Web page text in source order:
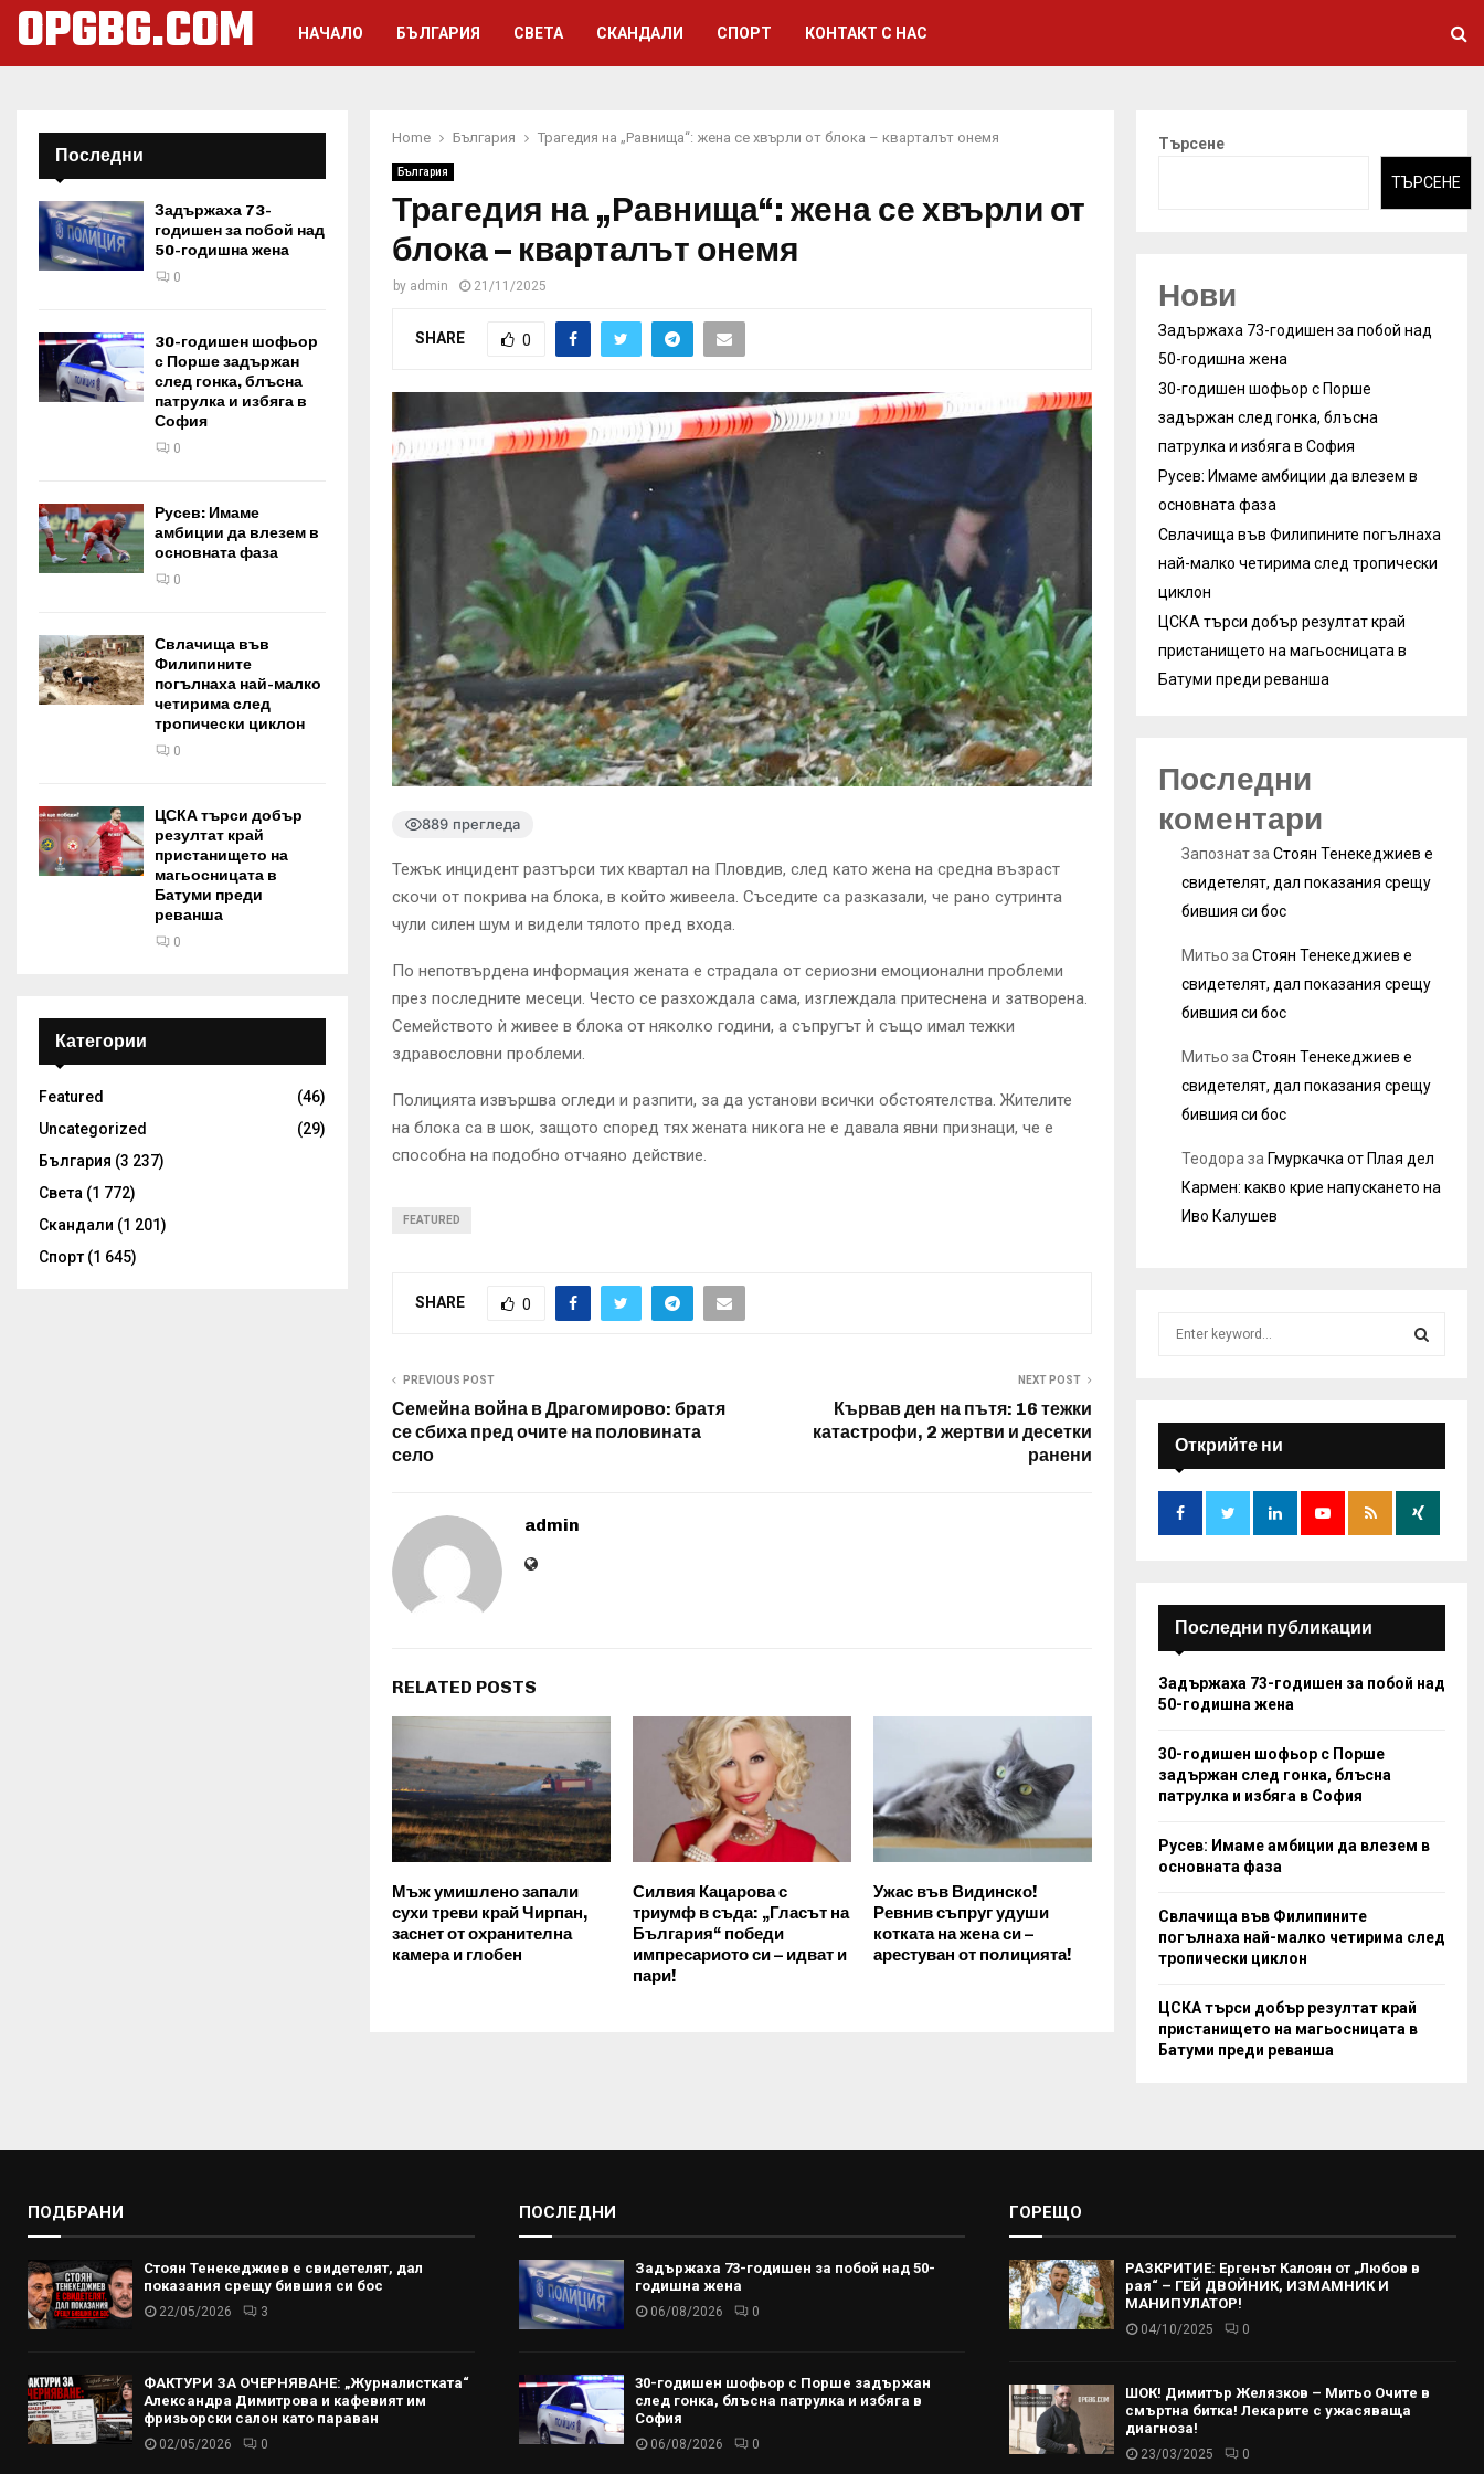
OPGBG.COM НАЧАЛО БЪЛГАРИЯ СВЕТА СКАНДАЛИ СПОРТ КОНТАКТ С НАС
Home България Трагедия на „Равнища“: жена се хвърли от блока – кварталът онемя
България
Трагедия на „Равнища“: жена се хвърли от
блока – кварталът онемя
by admin 21/11/2025
SHARE 0
889 прегледа
Тежък инцидент разтърси тих квартал на Пловдив, след като жена на средна възраст
скочи от покрива на блока, в който живеела. Съседите са разказали, че рано сутринта
чули силен шум и видели тялото пред входа.
По непотвърдена информация жената е страдала от сериозни емоционални проблеми
през последните месеци. Често се разхождала сама, изглеждала притеснена и затворена.
Семейството ѝ живее в блока от няколко години, а съпругът ѝ също имал тежки
здравословни проблеми.
Полицията извършва огледи и разпити, за да установи всички обстоятелства. Жителите
на блока са в шок, защото според тях жената никога не е давала явни признаци, че е
способна на подобно отчаяно действие.
FEATURED
SHARE 0
PREVIOUS POST
Семейна война в Драгомирово: братя
се сбиха пред очите на половината
село
NEXT POST
Кървав ден на пътя: 16 тежки
катастрофи, 2 жертви и десетки
ранени
admin
RELATED POSTS
Мъж умишлено запали
сухи треви край Чирпан,
заснет от охранителна
камера и глобен
Силвия Кацарова с
триумф в съда: „Гласът на
България“ победи
импресариото си – идват и
пари!
Ужас във Видинско!
Ревнив съпруг удуши
котката на жена си –
арестуван от полицията!
Последни
Задържаха 73-
годишен за побой над
50-годишна жена
0
30-годишен шофьор
с Порше задържан
след гонка, блъсна
патрулка и избяга в
София
0
Русев: Имаме
амбиции да влезем в
основната фаза
0
Свлачища във
Филипините
погълнаха най-малко
четирима след
тропически циклон
0
ЦСКА търси добър
резултат край
пристанището на
магьосницата в
Батуми преди
реванша
0
Категории
Featured
(46)
Uncategorized
(29)
България (3 237)
Света (1 772)
Скандали (1 201)
Спорт (1 645)
Търсене
ТЪРСЕНЕ
Нови
Задържаха 73-годишен за побой над
50-годишна жена
30-годишен шофьор с Порше
задържан след гонка, блъсна
патрулка и избяга в София
Русев: Имаме амбиции да влезем в
основната фаза
Свлачища във Филипините погълнаха
най-малко четирима след тропически
циклон
ЦСКА търси добър резултат край
пристанището на магьосницата в
Батуми преди реванша
Последни
коментари
Запознатза Стоян Тенекеджиев е
свидетелят, дал показания срещу
бившия си бос
Митьо за Стоян Тенекеджиев е
свидетелят, дал показания срещу
бившия си бос
Митьо за Стоян Тенекеджиев е
свидетелят, дал показания срещу
бившия си бос
Теодора за Гмуркачка от Плая дел
Кармен: какво крие напускането на
Иво Калушев
:
E
A
R
Открийте ни
Последни публикации
Задържаха 73-годишен за побой над
50-годишна жена
30-годишен шофьор с Порше
задържан след гонка, блъсна
патрулка и избяга в София
Русев: Имаме амбиции да влезем в
основната фаза
Свлачища във Филипините
погълнаха най-малко четирима след
тропически циклон
ЦСКА търси добър резултат край
пристанището на магьосницата в
Батуми преди реванша
ПОДБРАНИ
Стоян Тенекеджиев е свидетелят, дал
показания срещу бившия си бос
22/05/2026 3
ФАКТУРИ ЗА ОЧЕРНЯВАНЕ: „Журналистката“
Александра Димитрова и кафевият им
фризьорски салон като параван
02/05/2026 0
ПОСЛЕДНИ
Задържаха 73-годишен за побой над 50-
годишна жена
06/08/2026 0
30-годишен шофьор с Порше задържан
след гонка, блъсна патрулка и избяга в
София
06/08/2026 0
ГОРЕЩО
РАЗКРИТИЕ: Ергенът Калоян от „Любов в
рая“ – ГЕЙ ДВОЙНИК, ИЗМАМНИК И
МАНИПУЛАТОР!
04/10/2025 0
ШОК! Димитър Желязков – Митьо Очите в
смъртна битка! Лекарите с ужасяваща
диагноза!
23/03/2025 0